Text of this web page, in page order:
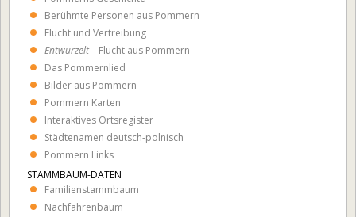
— Zeitung vom Tag der Geburt
— Deutsche YouTube Stars
— Geburtstagsrechner
Berühmte Personen aus Pommern
Flucht und Vertreibung
Entwurzelt– Flucht aus Pommern
Das Pommernlied
Bilder aus Pommern
Pommern Karten
Interaktives Ortsregister
Städtenamen deutsch-polnisch
Pommern Links
STAMMBAUM-DATEN
Familienstammbaum
Nachfahrenbaum